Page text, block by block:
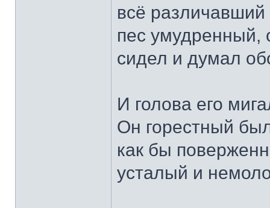
всё
пес умудренный,
сидел и думал
И голова его
Он горестный
как бы
усталый и